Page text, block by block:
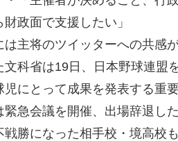
政面で支援したい」
主将のツイッターへの共感
文科省は19日、日本野球連盟
児にとって成果を発表する重
急会議を開催、出場辞退し
勝になった相手校・境高校